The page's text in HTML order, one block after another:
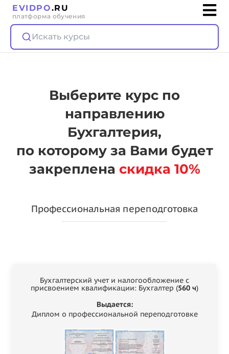
EVIDPO.RU
платформа обучения
Искать курсы
Выберите курс по
направлению
Бухгалтерия,
по которому за Вами будет
закреплена скидка 10%
Профессиональная переподготовка
Бухгалтерский учет и налогообложение с
присвоением квалификации: Бухгалтер (560 ч)
Выдается:
Диплом о профессиональной переподготовке